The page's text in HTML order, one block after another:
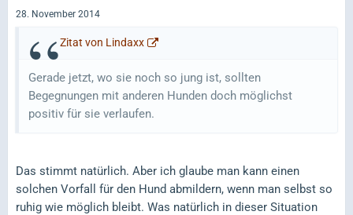
28. November 2014
Zitat von Lindaxx
Gerade jetzt, wo sie noch so jung ist, sollten
Begegnungen mit anderen Hunden doch möglichst
positiv für sie verlaufen.
Das stimmt natürlich. Aber ich glaube man kann einen
solchen Vorfall für den Hund abmildern, wenn man selbst so
ruhig wie möglich bleibt. Was natürlich in dieser Situation